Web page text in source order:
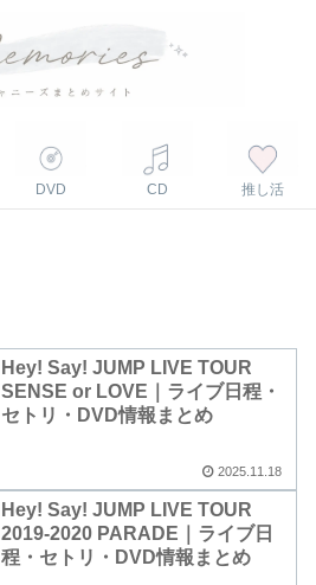
DVD CD 推し活
Hey! Say! JUMP LIVE TOUR
SENSE or LOVE｜ライブ日程・
セトリ・DVD情報まとめ
2025.11.18
Hey! Say! JUMP LIVE TOUR
2019-2020 PARADE｜ライブ日
程・セトリ・DVD情報まとめ